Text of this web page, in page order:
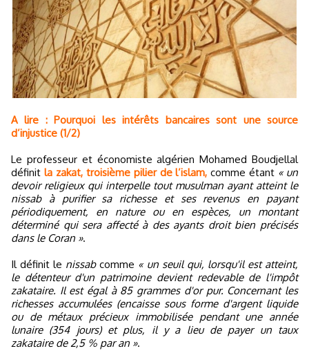
A lire : Pourquoi les intérêts bancaires sont une source
d’injustice (1/2)
Le professeur et économiste algérien Mohamed Boudjellal
définit la zakat, troisième pilier de l’islam, comme étant « un
devoir religieux qui interpelle tout musulman ayant atteint le
nissab à purifier sa richesse et ses revenus en payant
périodiquement, en nature ou en espèces, un montant
déterminé qui sera affecté à des ayants droit bien précisés
dans le Coran ».
Il définit le nissabcomme « un seuil qui, lorsqu'il est atteint,
le détenteur d'un patrimoine devient redevable de l'impôt
zakataire. Il est égal à 85 grammes d'or pur. Concernant les
richesses accumulées (encaisse sous forme d'argent liquide
ou de métaux précieux immobilisée pendant une année
lunaire (354 jours) et plus, il y a lieu de payer un taux
zakataire de 2,5 % par an ».